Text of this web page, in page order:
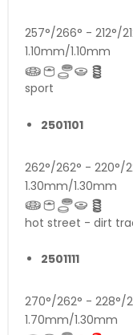
257°/266° - 212°/
1.10mm/1.10mm
sport
2501101
262°/262° - 220°/
1.30mm/1.30mm
hot street - dirt
2501111
270°/262° - 228°/
1.70mm/1.30mm